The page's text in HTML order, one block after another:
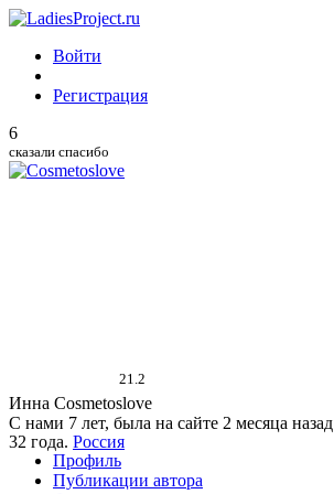
Войти
Регистрация
6
сказали спасибо
21.2
Инна Cosmetoslove
С нами 7 лет, была на сайте 2 месяца назад
32 года. Россия
Профиль
Публикации автора